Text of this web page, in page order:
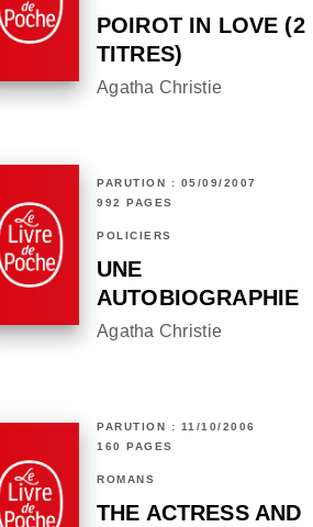
POIROT IN LOVE (2
TITRES)
Agatha Christie
PARUTION : 05/09/2007
992 PAGES
POLICIERS
UNE
AUTOBIOGRAPHIE
Agatha Christie
PARUTION : 11/10/2006
160 PAGES
ROMANS
THE ACTRESS AND